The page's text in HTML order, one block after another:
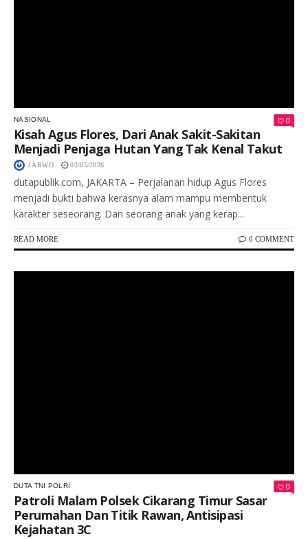
NASIONAL 0
Kisah Agus Flores, Dari Anak Sakit-Sakitan
Menjadi Penjaga Hutan Yang Tak Kenal Takut
JARWO 02/05/2026
dutapublik.com, JAKARTA – Perjalanan hidup Agus Flores
menjadi bukti bahwa kerasnya alam mampu membentuk
karakter seseorang. Dari seorang anak yang kerap...
READ MORE 0 COMMENT
Keterangan Gambar: Personel Polsek Cikarang Timur melaksanakan patroli malam di wilayah Desa Jatireja, menyasar titik rawan guna mengantisipasi kejahatan 3C dan menjaga Kamtibmas tetap kondusif.
DUTA TNI POLRI 0
Patroli Malam Polsek Cikarang Timur Sasar
Perumahan Dan Titik Rawan, Antisipasi
Kejahatan 3C